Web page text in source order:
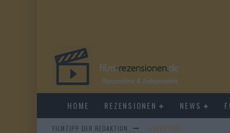
HOME REZENSIONEN NEWS
FILMTIPP DER REDAKTION EVERYTIME